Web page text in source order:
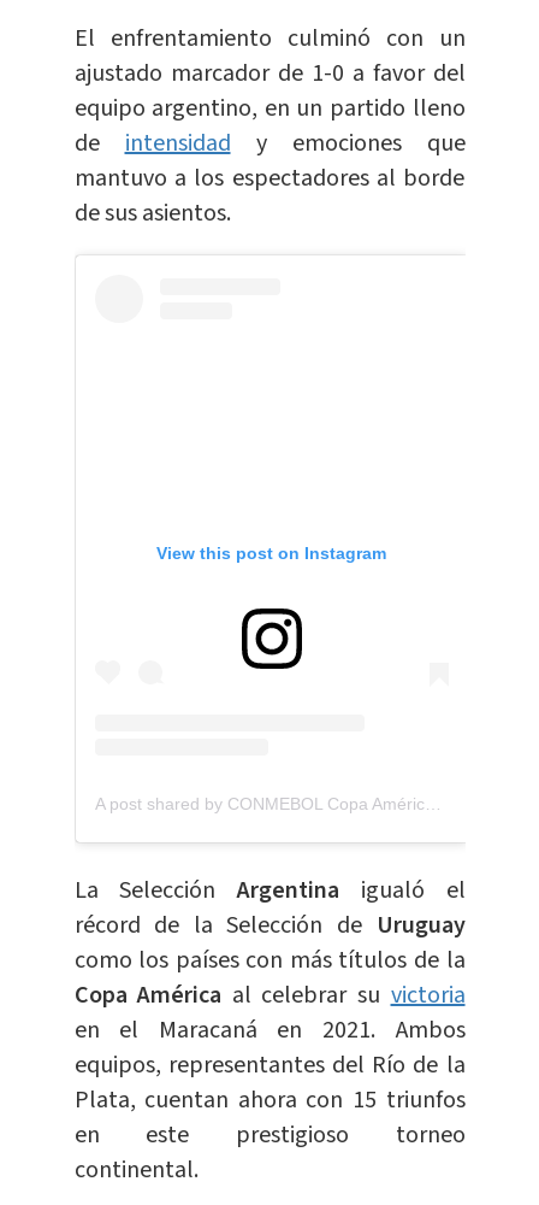
El enfrentamiento culminó con un
ajustado marcador de 1-0 a favor del
equipo argentino, en un partido lleno
deintensidady emociones que
mantuvo a los espectadores al borde
de sus asientos.
View this post on Instagram
A post shared by CONMEBOL Copa América™️ (@copaamerica)
La SelecciónArgentina igualó el
récord de la Selección de Uruguay
como los países con más títulos de la
Copa América al celebrar suvictoria
en el Maracaná en 2021. Ambos
equipos, representantes del Río de la
Plata, cuentan ahora con 15 triunfos
en este prestigioso torneo
continental.